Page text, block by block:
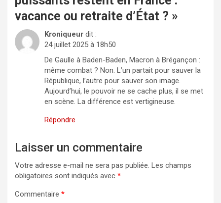
vacance ou retraite d’État ? »
Kroniqueur dit :
24 juillet 2025 à 18h50
De Gaulle à Baden-Baden, Macron à Brégançon :
même combat ? Non. L’un partait pour sauver la
République, l’autre pour sauver son image.
Aujourd’hui, le pouvoir ne se cache plus, il se met
en scène. La différence est vertigineuse.
Répondre
Laisser un commentaire
Votre adresse e-mail ne sera pas publiée. Les champs
obligatoires sont indiqués avec *
Commentaire *